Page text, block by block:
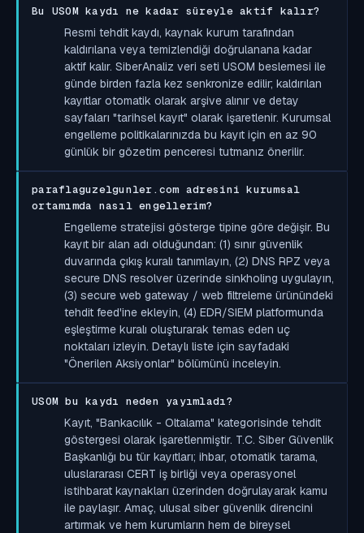
Bu USOM kaydı ne kadar süreyle aktif kalır?
Resmi tehdit kaydı, kaynak kurum tarafından
kaldırılana veya temizlendiği doğrulanana kadar
aktif kalır. SiberAnaliz veri seti USOM beslemesi ile
günde birden fazla kez senkronize edilir; kaldırılan
kayıtlar otomatik olarak arşive alınır ve detay
sayfaları "tarihsel kayıt" olarak işaretlenir. Kurumsal
engelleme politikalarınızda bu kayıt için en az 90
günlük bir gözetim penceresi tutmanız önerilir.
paraflaguzelgunler.com adresini kurumsal
ortamımda nasıl engellerim?
Engelleme stratejisi gösterge tipine göre değişir. Bu
kayıt bir alan adı olduğundan: (1) sınır güvenlik
duvarında çıkış kuralı tanımlayın, (2) DNS RPZ veya
secure DNS resolver üzerinde sinkholing uygulayın,
(3) secure web gateway / web filtreleme ürünündeki
tehdit feed'ine ekleyin, (4) EDR/SIEM platformunda
eşleştirme kuralı oluşturarak temas eden uç
noktaları izleyin. Detaylı liste için sayfadaki
"Önerilen Aksiyonlar" bölümünü inceleyin.
USOM bu kaydı neden yayımladı?
Kayıt, "Bankacılık - Oltalama" kategorisinde tehdit
göstergesi olarak işaretlenmiştir. T.C. Siber Güvenlik
Başkanlığı bu tür kayıtları; ihbar, otomatik tarama,
uluslararası CERT iş birliği veya operasyonel
istihbarat kaynakları üzerinden doğrulayarak kamu
ile paylaşır. Amaç, ulusal siber güvenlik direncini
artırmak ve hem kurumların hem de bireysel